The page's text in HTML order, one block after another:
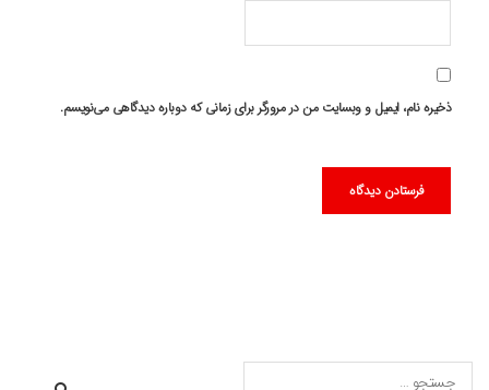
ذخیره نام، ایمیل و وبسایت من در مرورگر برای زمانی که دوباره دیدگاهی می‌نویسم.